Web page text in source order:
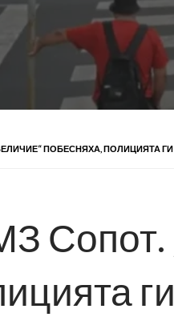
ПОБЕСНЯХА, ПОЛИЦИЯТА
Сопот.